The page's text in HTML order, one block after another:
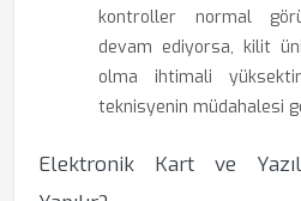
kontroller normal
devam ediyorsa, kilit
olma ihtimali
teknisyenin müdahalesi
Elektronik Kart ve